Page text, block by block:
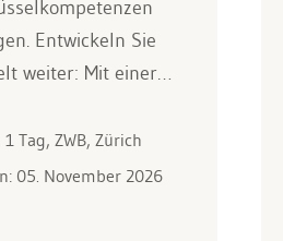
Entwickeln Sie
weiter: Mit einer…
Tag, ZWB, Zürich
05. November 2026